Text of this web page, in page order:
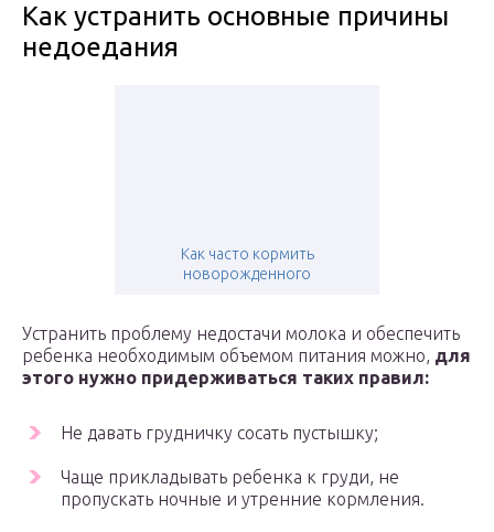
Как устранить основные причины
недоедания
Как часто кормить
новорожденного
Устранить проблему недостачи молока и обеспечить
ребенка необходимым объемом питания можно, для
этого нужно придерживаться таких правил:
Не давать грудничку сосать пустышку;
Чаще прикладывать ребенка к груди, не
пропускать ночные и утренние кормления.